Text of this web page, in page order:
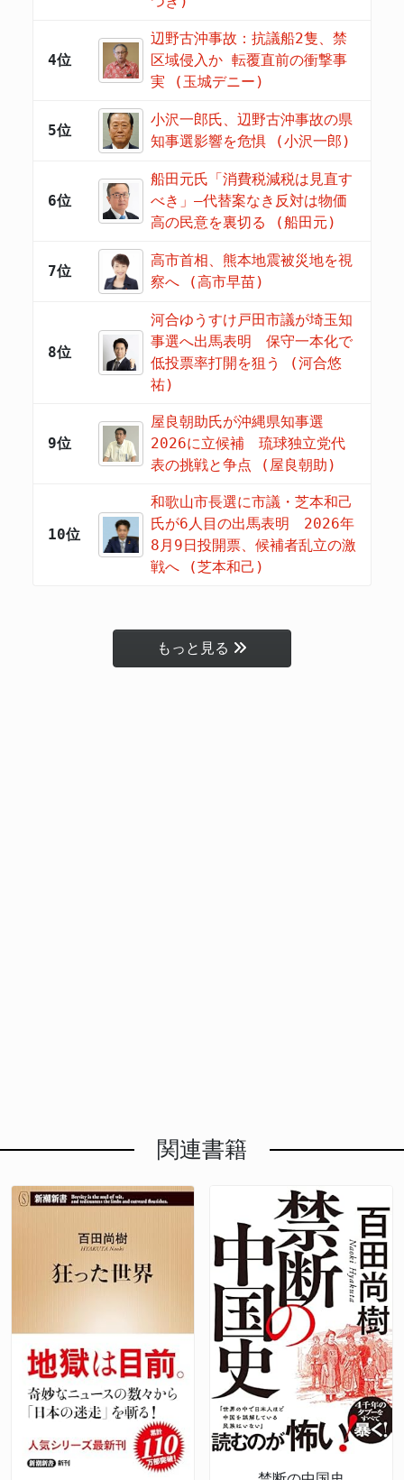
4位
辺野古沖事故：抗議船2隻、禁
区域侵入か 転覆直前の衝撃事
実 (玉城デニー)
5位
小沢一郎氏、辺野古沖事故の県
知事選影響を危惧 (小沢一郎)
6位
船田元氏「消費税減税は見直す
べき」―代替案なき反対は物価
高の民意を裏切る (船田元)
7位
高市首相、熊本地震被災地を視
察へ (高市早苗)
8位
河合ゆうすけ戸田市議が埼玉知
事選へ出馬表明 保守一本化で
低投票率打開を狙う (河合悠
祐)
9位
屋良朝助氏が沖縄県知事選
2026に立候補 琉球独立党代
表の挑戦と争点 (屋良朝助)
10位
和歌山市長選に市議・芝本和己
氏が6人目の出馬表明 2026年
8月9日投開票、候補者乱立の激
戦へ (芝本和己)
もっと見る
関連書籍